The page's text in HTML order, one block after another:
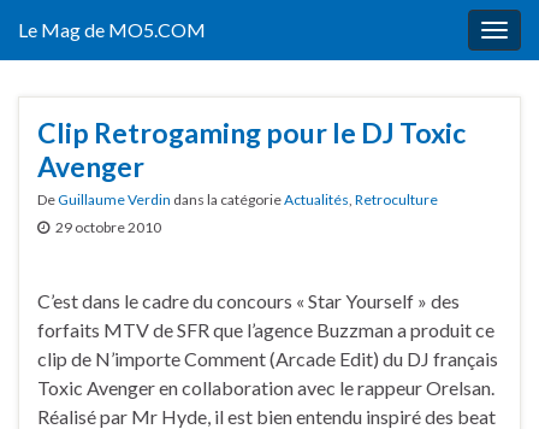
Le Mag de MO5.COM
Clip Retrogaming pour le DJ Toxic
Avenger
DeGuillaume Verdin dans la catégorieActualités, Retroculture
29 octobre 2010
C’est dans le cadre du concours « Star Yourself » des
forfaits MTV de SFR que l’agence Buzzman a produit ce
clip de N’importe Comment (Arcade Edit) du DJ français
Toxic Avenger en collaboration avec le rappeur Orelsan.
Réalisé par Mr Hyde, il est bien entendu inspiré des beat